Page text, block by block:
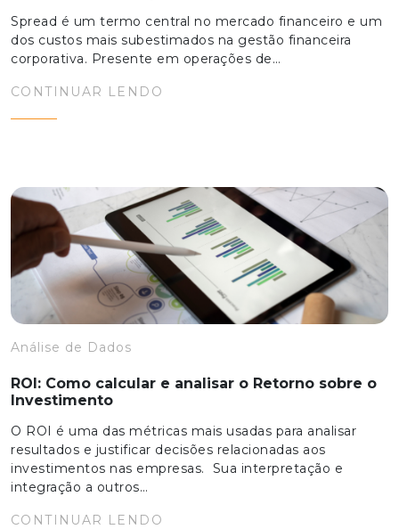
Spread é um termo central no mercado financeiro e um
dos custos mais subestimados na gestão financeira
corporativa. Presente em operações de…
CONTINUAR LENDO
Análise de Dados
ROI: Como calcular e analisar o Retorno sobre o
Investimento
O ROI é uma das métricas mais usadas para analisar
resultados e justificar decisões relacionadas aos
investimentos nas empresas. Sua interpretação e
integração a outros…
CONTINUAR LENDO